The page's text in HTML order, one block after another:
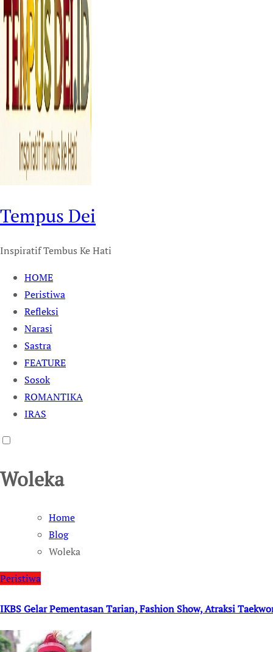
Tempus Dei
Inspiratif Tembus Ke Hati
HOME
Peristiwa
Refleksi
Narasi
Sastra
FEATURE
Sosok
ROMANTIKA
IRAS
Woleka
Home
Blog
Woleka
Peristiwa
IKBS Gelar Pementasan Tarian, Fashion Show, Atraksi